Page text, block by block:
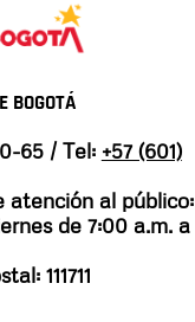
BOGOTÁ
65 / Tel: +57 (601)
atención al público:
de 7:00 a.m. a
111711